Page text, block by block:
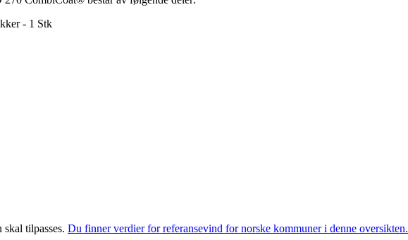
- 1 Stk
tilpasses. Du finner verdier for referansevind for norske kommuner i denne oversikten.